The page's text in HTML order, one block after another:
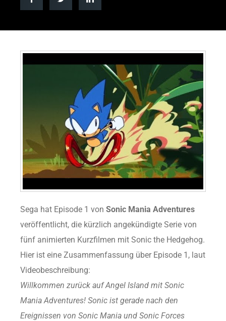
Sega hat Episode 1 von Sonic Mania Adventures
veröffentlicht, die kürzlich angekündigte Serie von
fünf animierten Kurzfilmen mit Sonic the Hedgehog.
Hier ist eine Zusammenfassung über Episode 1, laut
Videobeschreibung:
Willkommen zurück auf Angel Island mit Sonic
Mania Adventures! Sonic ist gerade nach den
Ereignissen von Sonic Mania und Sonic Forces